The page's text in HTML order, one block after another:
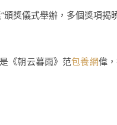
頒獎儀式舉辦，多個獎項揭
《朝云暮雨》范包養網偉